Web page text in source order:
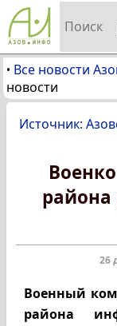
Поиск
• Все новости
новости
Источник:
района
26
Военный
района